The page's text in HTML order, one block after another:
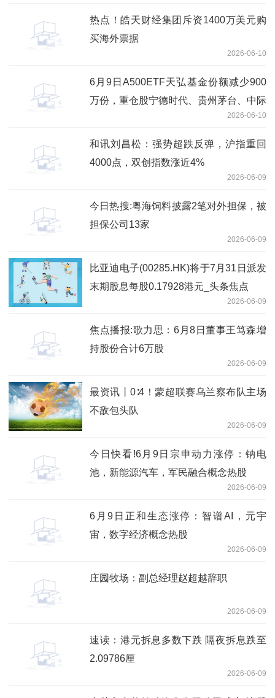
热点！皓天财经集团斥资1400万美元购
买海外票据
2026-06-10
6月9日A500ETF天弘基金份额减少900
万份，重仓股宁德时代、贵州茅台、中际
2026-06-10
和讯刘昌松：强势超跌反弹，沪指重回
4000点，双创指数涨近4%
2026-06-09
今日热搜:粤海饲料披露2笔对外担保，被
担保公司13家
2026-06-09
比亚迪电子(00285.HK)将于7月31日派发
末期股息每股0.17928港元_头条焦点
2026-06-09
焦点播报:歌力思：6月8日董事王笃森增
持股份合计6万股
2026-06-09
最资讯丨0∶4！蒙超联赛乌兰察布队主场
不敌包头队
2026-06-09
今日快看!6月9日宗申动力涨停：钠电
池，新能源汽车，军民融合概念热股
2026-06-09
6月9日正和生态涨停：智谱AI，元宇
宙，数字经济概念热股
2026-06-09
庄园牧场：副总经理赵超越辞职
2026-06-09
速读：港元拆息多数下跌 隔夜拆息跌至
2.09786厘
2026-06-09